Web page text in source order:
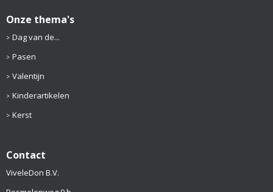
Onze thema's
Dag van de...
Pasen
Valentijn
Kinderartikelen
Kerst
Contact
ViveleDon B.V.